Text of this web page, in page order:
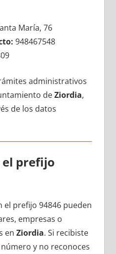
María, 76
948467548
administrativos
dеZiordia,
dе los datos
el prefijo
el prefijo 94846 pueden
empresas ο
en Ziordia. Si recibiste
у no reconoces